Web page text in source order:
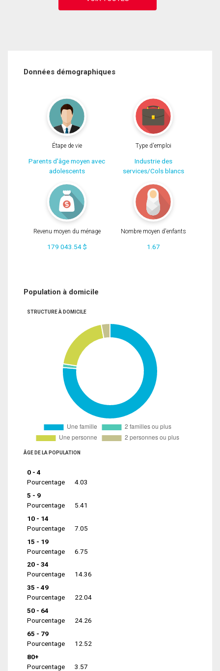
Données démographiques
Étape de vie
Parents d'âge moyen avec
adolescents
Type d'emploi
Industrie des
services/Cols blancs
Revenu moyen du ménage
179 043.54 $
Nombre moyen d'enfants
1.67
Population à domicile
STRUCTURE À DOMICILE
ÂGE DE LA POPULATION
0 - 4
Pourcentage
4.03
5 - 9
Pourcentage
5.41
10 - 14
Pourcentage
7.05
15 - 19
Pourcentage
6.75
20 - 34
Pourcentage
14.36
35 - 49
Pourcentage
22.04
50 - 64
Pourcentage
24.26
65 - 79
Pourcentage
12.52
80+
Pourcentage
3.57